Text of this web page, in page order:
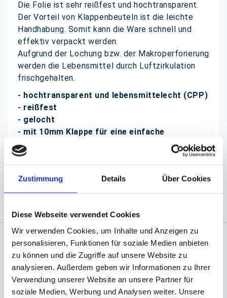
Zustimmung Details Über Cookies
Diese Webseite verwendet Cookies
Wir verwenden Cookies, um Inhalte und Anzeigen zu
personalisieren, Funktionen für soziale Medien anbieten
zu können und die Zugriffe auf unsere Website zu
analysieren. Außerdem geben wir Informationen zu Ihrer
Verwendung unserer Website an unsere Partner für
soziale Medien, Werbung und Analysen weiter. Unsere
Die Folie ist sehr reißfest und hochtransparent.
Der Vorteil von Klappenbeuteln ist die leichte
Handhabung. Somit kann die Ware schnell und
effektiv verpackt werden.
Aufgrund der Lochung bzw. der Makroperforierung
werden die Lebensmittel durch Luftzirkulation
frischgehalten.
- hochtransparent und lebensmittelecht (CPP)
- reißfest
- gelocht
- mit 10mm Klappe für eine einfache
Handhabung
(Abb. evtl. ähnlich, ggf. ohne Dekoration)
Angaben zur Informationspflichten der GPSR
Produktsicherheitsverordnung:
packpack.de GmbH, Am
Bullhamm 24-26, D-26441 Jever, info@packpack.de
Sie könnten auch an folgenden Artikeln